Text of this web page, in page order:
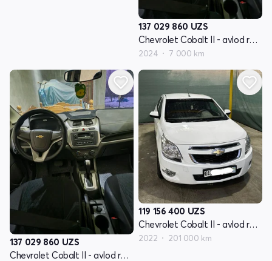
137 029 860 UZS
Chevrolet Cobalt II - avlod restyling
2024 7 000 km
137 029 860 UZS
Chevrolet Cobalt II - avlod restyling
119 156 400 UZS
Chevrolet Cobalt II - avlod restyling
2022 201 000 km